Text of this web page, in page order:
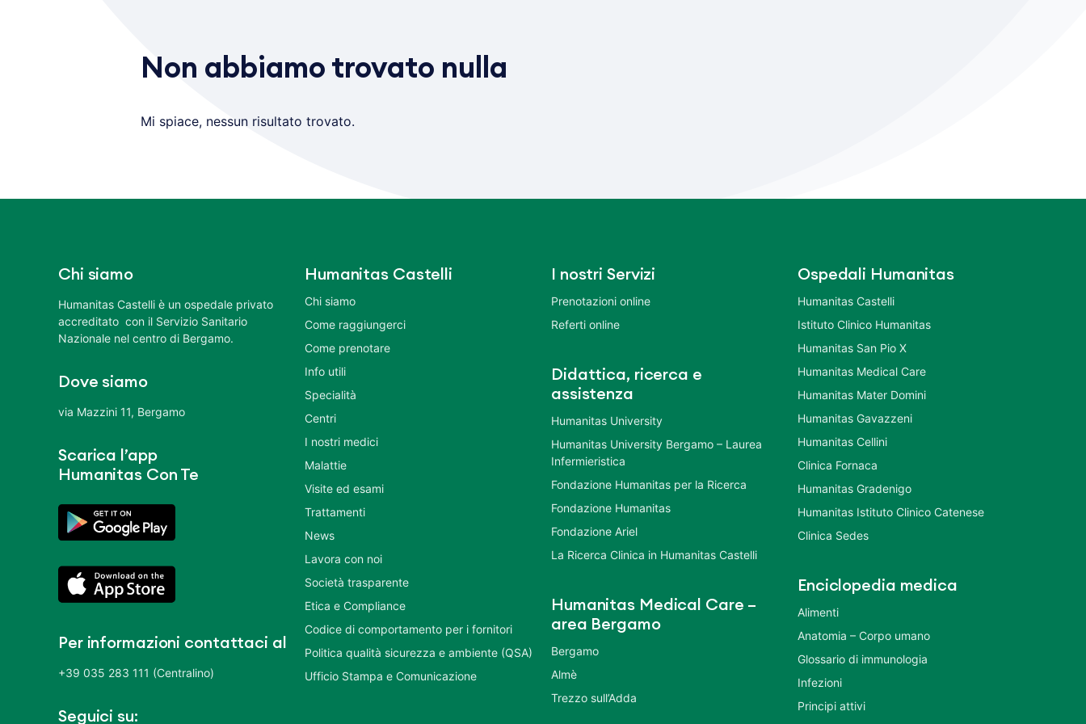
Non abbiamo trovato nulla
Mi spiace, nessun risultato trovato.
Chi siamo
Humanitas Castelli è un ospedale privato
accreditato con il Servizio Sanitario
Nazionale nel centro di Bergamo.
Dove siamo
via Mazzini 11, Bergamo
Scarica l’app
Humanitas Con Te
Per informazioni contattaci al
+39 035 283 111 (Centralino)
Seguici su:
Humanitas Castelli
Chi siamo
Come raggiungerci
Come prenotare
Info utili
Specialità
Centri
I nostri medici
Malattie
Visite ed esami
Trattamenti
News
Lavora con noi
Società trasparente
Etica e Compliance
Codice di comportamento per i fornitori
Politica qualità sicurezza e ambiente (QSA)
Ufficio Stampa e Comunicazione
I nostri Servizi
Prenotazioni online
Referti online
Didattica, ricerca e
assistenza
Humanitas University
Humanitas University Bergamo – Laurea
Infermieristica
Fondazione Humanitas per la Ricerca
Fondazione Humanitas
Fondazione Ariel
La Ricerca Clinica in Humanitas Castelli
Humanitas Medical Care –
area Bergamo
Bergamo
Almè
Trezzo sull’Adda
Ospedali Humanitas
Humanitas Castelli
Istituto Clinico Humanitas
Humanitas San Pio X
Humanitas Medical Care
Humanitas Mater Domini
Humanitas Gavazzeni
Humanitas Cellini
Clinica Fornaca
Humanitas Gradenigo
Humanitas Istituto Clinico Catenese
Clinica Sedes
Enciclopedia medica
Alimenti
Anatomia – Corpo umano
Glossario di immunologia
Infezioni
Principi attivi